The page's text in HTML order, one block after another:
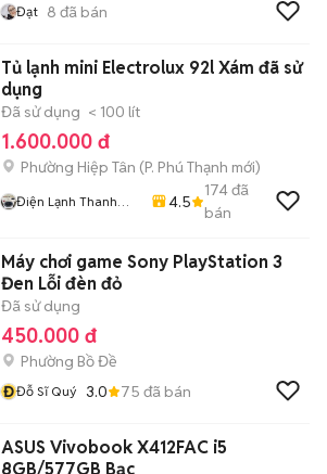
Đạt 8 đã bán
Tủ lạnh mini Electrolux 92l Xám đã sử
dụng
Đã sử dụng < 100 lít
1.600.000 đ
Phường Hiệp Tân (P. Phú Thạnh mới)
Điện Lạnh Thanh
4.5
174đã
bán
Máy chơi game Sony PlayStation 3
Đen Lỗi đèn đỏ
Đã sử dụng
450.000 đ
Phường Bồ Đề
ĐĐỗ Sĩ Quý 3.0 75 đã bán
ASUS Vivobook X412FAC i5
8GB/577GB Bạc